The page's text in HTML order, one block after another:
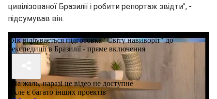
цивілізованої Бразилії і робити репортаж звідти", -
підсумував він.